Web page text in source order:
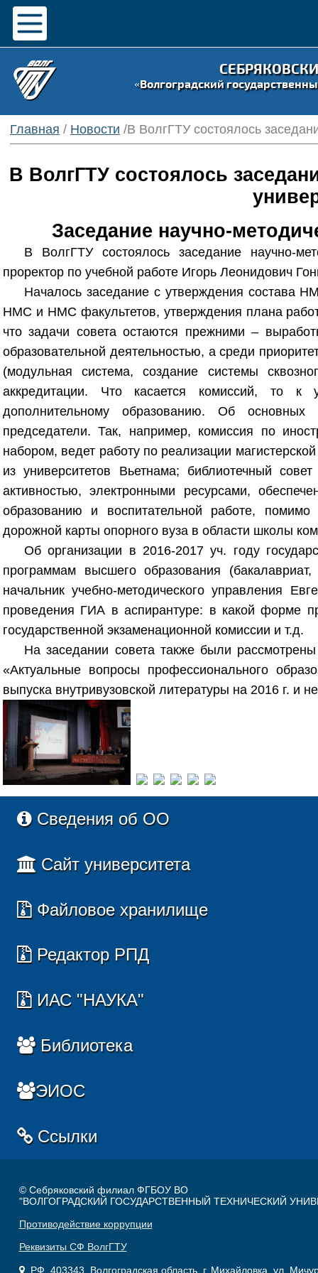
«Волгоградский
Главная / Новости /В ВолгГТУ состоялось
В ВолгГТУ состоялось
Заседание научно-
В ВолгГТУ состоялось заседание научно-
проректор по учебной работе Игорь Леонидович
Началось заседание с утверждения состава
НМС и НМС факультетов, утверждения плана
что задачи совета остаются прежними –
образовательной деятельностью, а среди
(модульная система, создание системы
аккредитации. Что касается комиссий, то
дополнительному образованию. Об основных
председатели. Так, например, комиссия по
набором, ведет работу по реализации
из университетов Вьетнама; библиотечный
активностью, электронными ресурсами,
образованию и воспитательной работе, помимо
дорожной карты опорного вуза в области школы
Об организации в 2016-2017 уч. году
программам высшего образования (бакалавриат,
начальник учебно-методического управления
проведения ГИА в аспирантуре: в какой форме
государственной экзаменационной комиссии и т.д.
На заседании совета также были
«Актуальные вопросы профессионального
выпуска внутривузовской литературы на 2016 г. и
Сведения об ОО
Сайт университета
Файловое хранилище
Редактор РПД
ИАС "НАУКА"
Библиотека
ЭИОС
Ссылки
© Себряковский филиал ФГБОУ ВО
"ВОЛГОГРАДСКИЙ ГОСУДАРСТВЕННЫЙ ТЕХНИЧЕСКИЙ
Противодействие коррупции
Реквизиты СФ ВолгГТУ
РФ, 403343, Волгоградская область, г. Михайловка, ул.